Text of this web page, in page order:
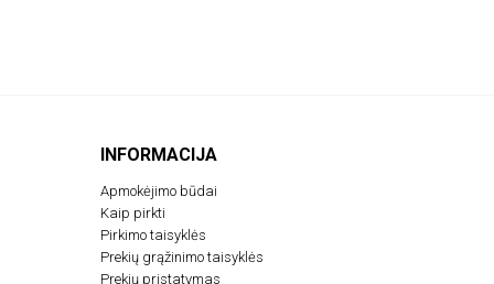
INFORMACIJA
Apmokėjimo būdai
Kaip pirkti
Pirkimo taisyklės
Prekių grąžinimo taisyklės
Prekių pristatymas